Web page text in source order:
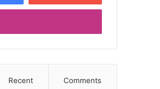
Recent Comments